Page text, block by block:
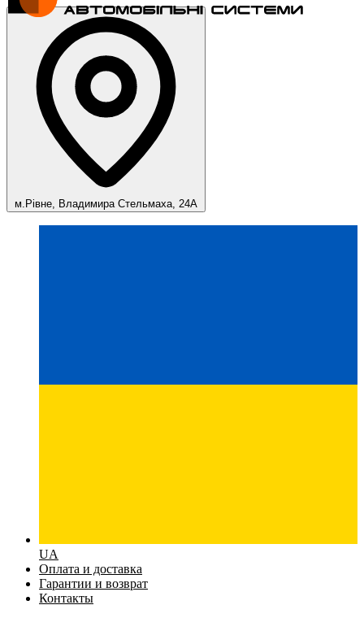
м.Рівне, Владимира Стельмаха, 24А
UA
Оплата и доставка
Гарантии и возврат
Контакты